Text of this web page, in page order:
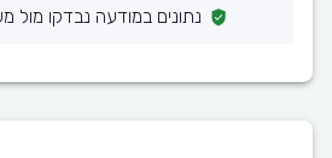
נתונים במודעה נבדקו מול